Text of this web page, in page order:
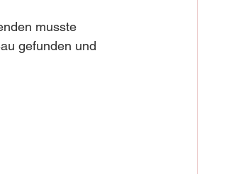
musste
gefunden und